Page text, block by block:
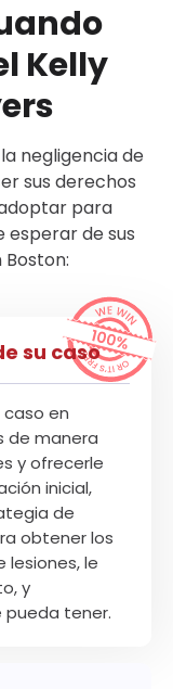
Kelly
negligencia de
sus derechos
para
esperar de sus
su caso
en
de manera
y ofrecerle
inicial,
de
obtener los
lesiones, le
y
pueda tener.